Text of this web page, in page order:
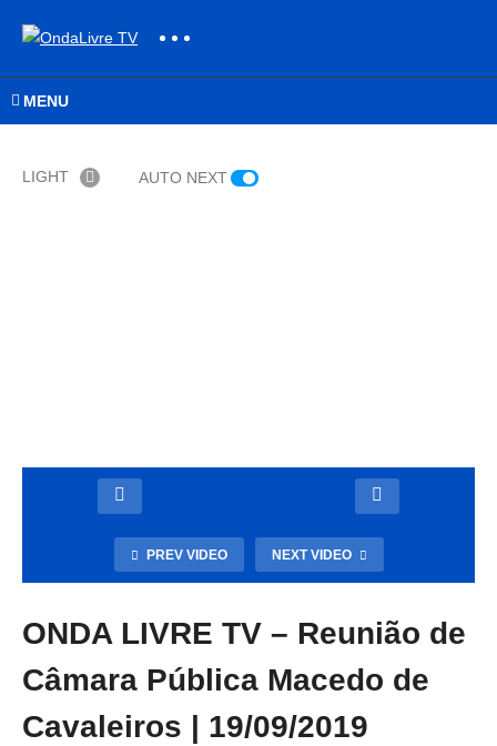
MENU
LIGHT AUTO NEXT
PREV VIDEO NEXT VIDEO
ONDA LIVRE TV – Reunião de
Câmara Pública Macedo de
Cavaleiros | 19/09/2019